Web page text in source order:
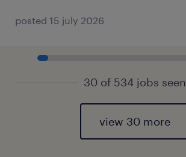
posted 15 july 2026
30 of 534 jobs seen
view 30 more